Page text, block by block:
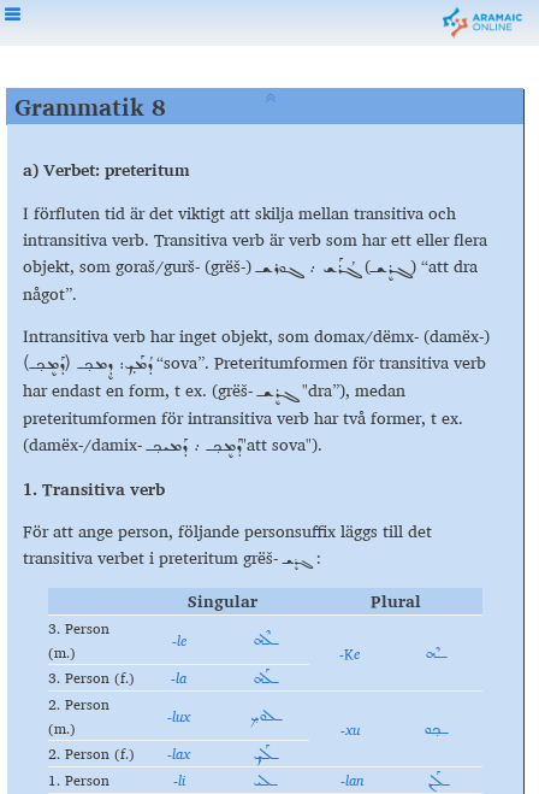
Grammatik 8
a) Verbet: preteritum
I förfluten tid är det viktigt att skilja mellan transitiva och
intransitiva verb. Transitiva verb är verb som har ett eller flera
objekt, som goraš/gurš- (grëš-)ܓܳܪܰܫ ܇ ܓܘܪܫـ (ܓܪܷܫـ) “att dra
något”.
Intransitiva verb har inget objekt, som domax/dëmx- (damëx-)
ܕܳܡܰܟܼ: ܕܷܡܟ݂ـ (ܕܰܡܷܟ݂ـ)“sova”. Preteritumformen för transitiva verb
har endast en form, t ex. (grëš-ܓܪܷܫـ "dra”), medan
preteritumformen för intransitiva verb har två former, t ex.
(damëx-/damix-ܕܰܡܷܟ݂ـ ܇ ܕܰܡܝܟ݂ـ"att sova").
1. Transitiva verb
För att ange person, följande personsuffix läggs till det
transitiva verbet i preteritum grëš- ܓܪܷܫـ :
Singular Plural
3. Person
(m.)
-le ـܠܶܗ -Ke ــܶܗ
3. Person (f.) -la ـܠܰܗ
2. Person
(m.)
-lux ـܠܘܟ݂ -xu ـܟ݂ܘ
2. Person (f.) -lax ـܠܰܟ݂
1. Person -li ـܠܝ -lan ـܠܰܢ